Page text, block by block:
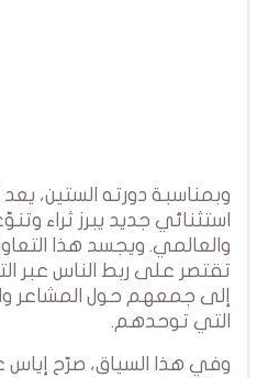
وبمناسبة دورته الستين،
استثنائي جديد يبرز ثراء
تقتصر على ربط الناس عبر
إلى جمعهم حول المشاعر
التي توحدهم.
وفي هذا السياق، صرّح إياس